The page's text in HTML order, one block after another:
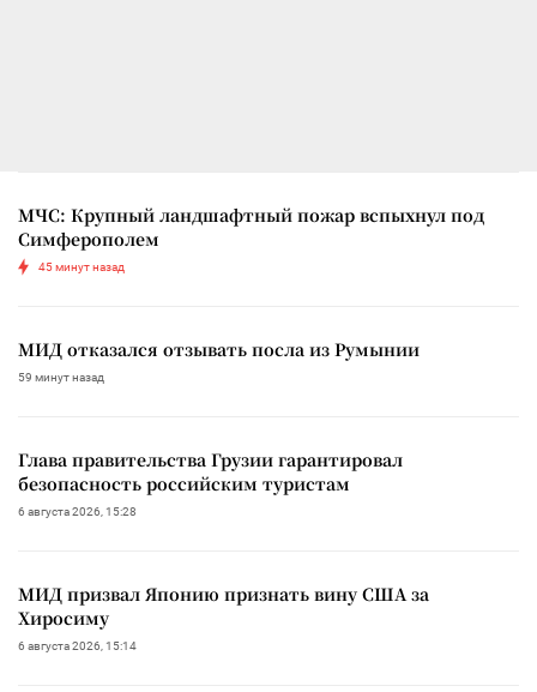
МЧС: Крупный ландшафтный пожар вспыхнул под
Симферополем
45 минут назад
МИД отказался отзывать посла из Румынии
59 минут назад
Глава правительства Грузии гарантировал
безопасность российским туристам
6 августа 2026, 15:28
МИД призвал Японию признать вину США за
Хиросиму
6 августа 2026, 15:14